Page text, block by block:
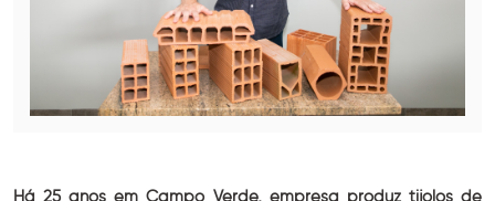
Há 25 anos em Campo Verde, empresa produz tijolos de